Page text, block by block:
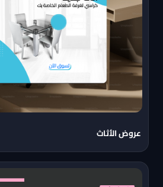
عروض الأثاث